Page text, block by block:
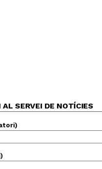
AL SERVEI DE NOTÍCIES